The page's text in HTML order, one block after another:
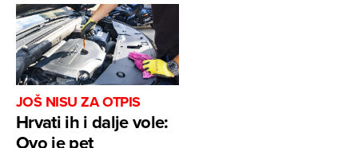
JOŠ NISU ZA OTPIS
Hrvati ih i dalje vole:
Ovo je pet